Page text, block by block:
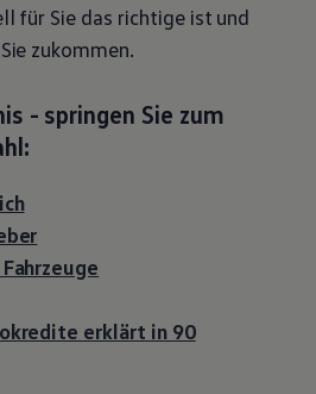
für Sie das richtige ist und
zukommen.
- springen Sie zum
erklärt in 90